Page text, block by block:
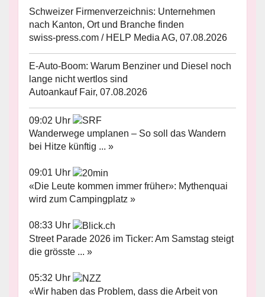
Schweizer Firmenverzeichnis: Unternehmen
nach Kanton, Ort und Branche finden
swiss-press.com / HELP Media AG, 07.08.2026
E-Auto-Boom: Warum Benziner und Diesel noch
lange nicht wertlos sind
Autoankauf Fair, 07.08.2026
09:02 Uhr
Wanderwege umplanen – So soll das Wandern
bei Hitze künftig ... »
09:01 Uhr
«Die Leute kommen immer früher»: Mythenquai
wird zum Campingplatz »
08:33 Uhr
Street Parade 2026 im Ticker: Am Samstag steigt
die grösste ... »
05:32 Uhr
«Wir haben das Problem, dass die Arbeit von